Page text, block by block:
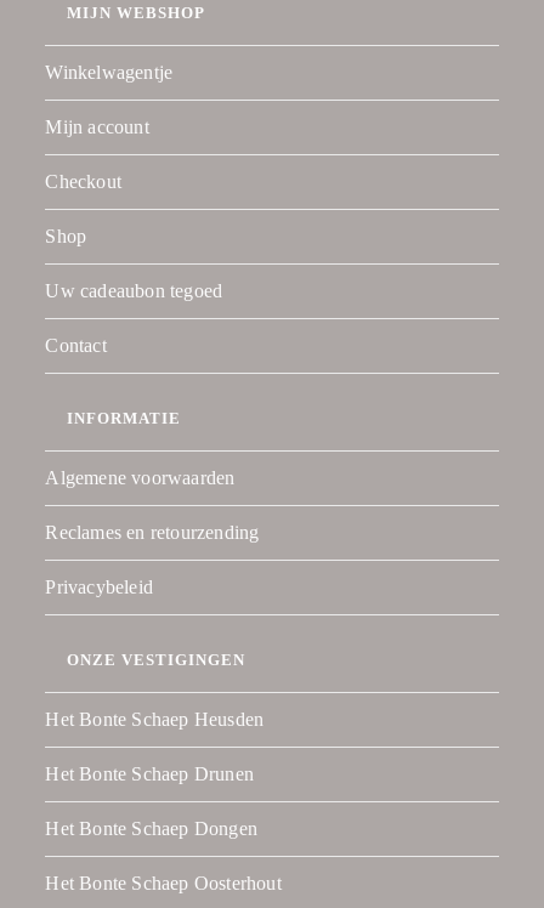
MIJN WEBSHOP
Winkelwagentje
Mijn account
Checkout
Shop
Uw cadeaubon tegoed
Contact
INFORMATIE
Algemene voorwaarden
Reclames en retourzending
Privacybeleid
ONZE VESTIGINGEN
Het Bonte Schaep Heusden
Het Bonte Schaep Drunen
Het Bonte Schaep Dongen
Het Bonte Schaep Oosterhout